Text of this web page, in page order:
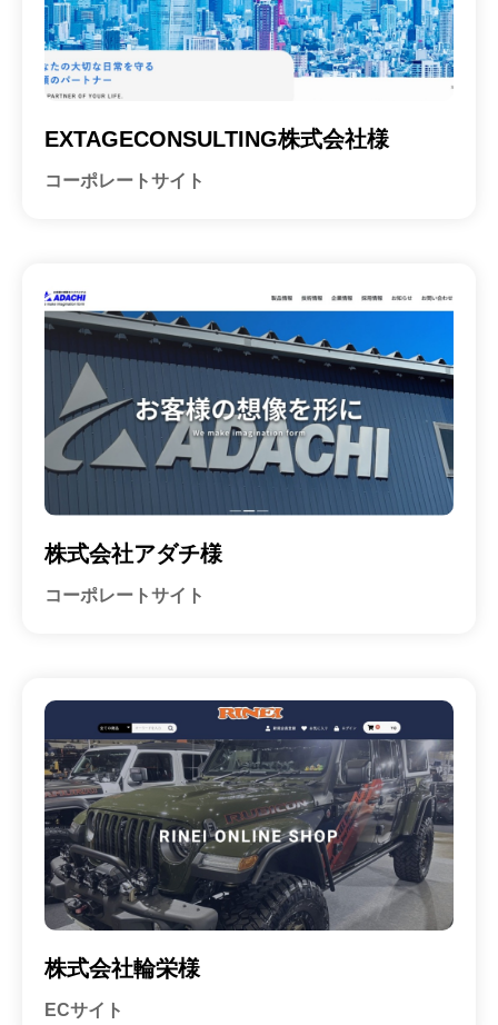
EXTAGECONSULTING株式会社様
コーポレートサイト
株式会社アダチ様
コーポレートサイト
株式会社輪栄様
ECサイト